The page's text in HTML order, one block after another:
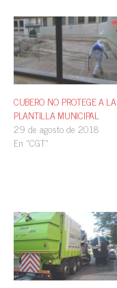
CUBERO NO PROTEGE A LA
PLANTILLA MUNICIPAL
29 de agosto de 2018
En «CGT»